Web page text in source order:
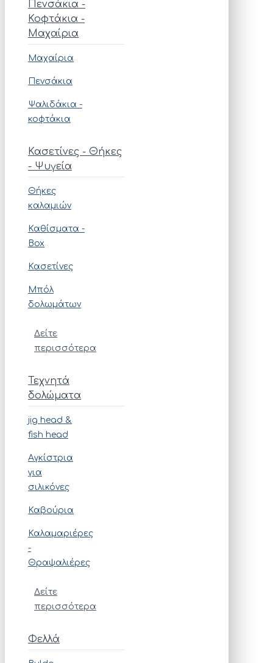
Πενσάκια -
Κοφτάκια -
Μαχαίρια
Μαχαίρια
Πενσάκια
Ψαλιδάκια -
κοφτάκια
Κασετίνες - Θήκες
- Ψυγεία
Θήκες
καλαμιών
Καθίσματα -
Box
Κασετίνες
Μπόλ
δολωμάτων
Δείτε
περισσότερα
Τεχνητά
δολώματα
jig head &
fish head
Αγκίστρια
για
σιλικόνες
Καβούρια
Καλαμαριέρες
-
Θραψαλιέρες
Δείτε
περισσότερα
Φελλά